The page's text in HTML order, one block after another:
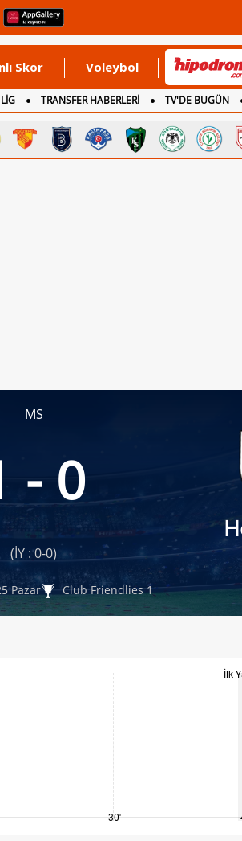
Skor Voleybol
TRANSFER HABERLERİ TV'DE BUGÜN
MS
- 0
(İY : 0-0)
Pazar Club Friendlies 1
30'
İlk